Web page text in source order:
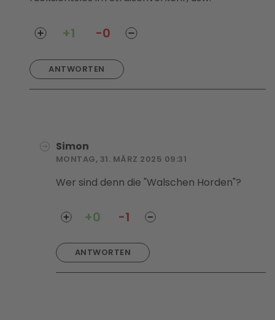
ANTWORTEN
+1 -0
Simon
MONTAG, 31. MÄRZ 2025 09:31
Wer sind denn die "Walschen Horden"?
ANTWORTEN
+0 -1